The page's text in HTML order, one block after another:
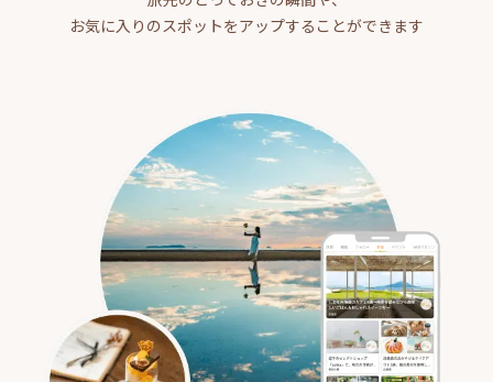
お気に入りのスポットをアップすることができます